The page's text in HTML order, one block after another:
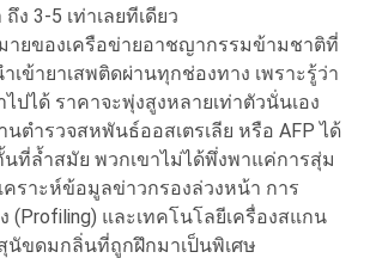
ง 3-5 เท่าเลยทีเดียว
ายของเครือข่ายอาชญากรรมข้ามชาติที่
เข้ายาเสพติดผ่านทุกช่องทาง เพราะรู้ว่า
ปได้ ราคาจะพุ่งสูงหลายเท่าตัวนั่นเอง
นตำรวจสหพันธ์ออสเตรเลีย หรือ AFP ได้
ที่ล้ำสมัย พวกเขาไม่ได้พึ่งพาแค่การสุ่ม
คราะห์ข้อมูลข่าวกรองล่วงหน้า การ
(Profiling) และเทคโนโลยีเครื่องสแกน
ขดมกลิ่นที่ถูกฝึกมาเป็นพิเศษ